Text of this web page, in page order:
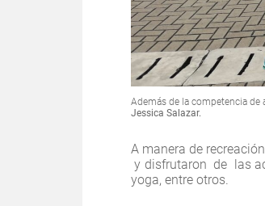
Además de la competencia de
Jessica Salazar.
A manera de
y disfrutaron de las
yoga, entre otros.